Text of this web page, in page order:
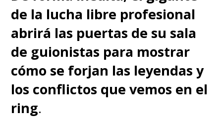
de la lucha libre profesional
abrirá las puertas de su sala
de guionistas para mostrar
cómo se forjan las leyendas y
los conflictos que vemos en el
ring.